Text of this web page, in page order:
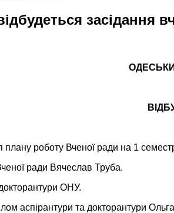
засідання
роботу Вченої ради на 1
ради Вячеслав Труба.
ОНУ.
аспірантури та докторантури